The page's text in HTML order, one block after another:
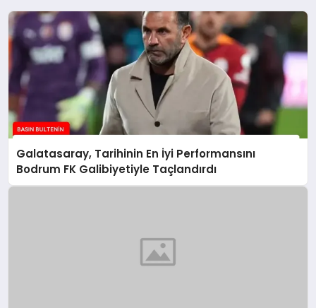
Galatasaray, Tarihinin En İyi Performansını
Bodrum FK Galibiyetiyle Taçlandırdı